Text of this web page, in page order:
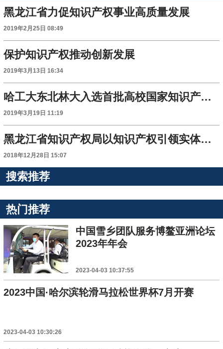
黑龙江省力促知识产权事业高质量发展
2019年2月25日 08:49
保护知识产权推动创新发展
2019年3月13日 16:34
哈工大东北林大入选首批高校国家知识产权信息服务中心
2019年3月19日 11:19
黑龙江省知识产权局以知识产权引领实体经济发展
2018年12月28日 15:07
搜索推荐
热门推荐
中国雪乡团队服务博鳌亚洲论坛
2023年年会
2023-04-03 10:37:55
2023中国·哈尔滨轮滑马拉松世界杯7月开赛
2023-04-03 10:30:26